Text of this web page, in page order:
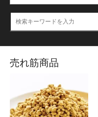
売れ筋商品